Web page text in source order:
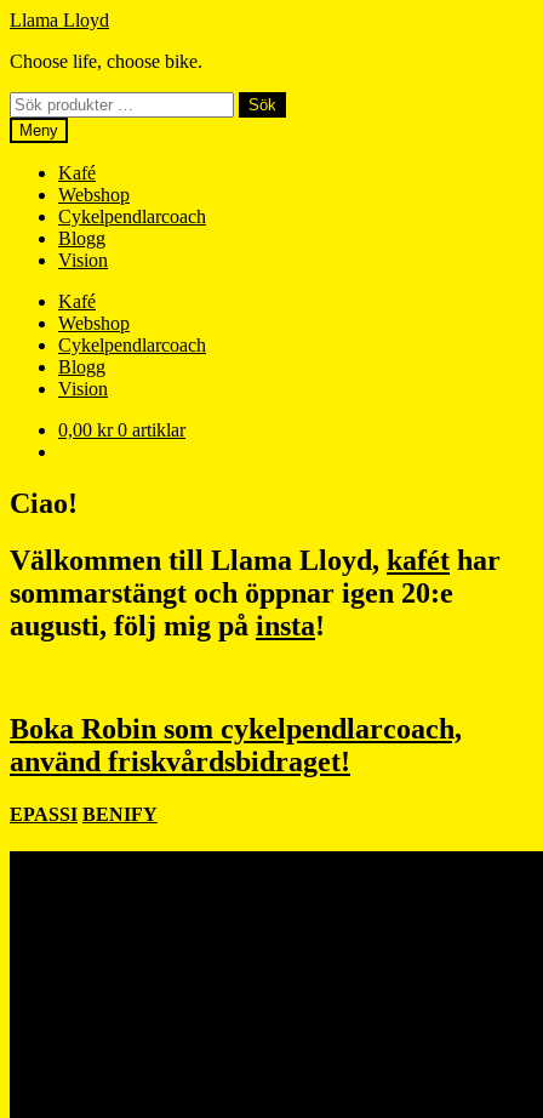
Hoppa
navigering
Hoppa
innehåll
Llama Lloyd
Choose life, choose bike.
Sök
efter:
Sök
Meny
Kafé
Webshop
Cykelpendlarcoach
Blogg
Vision
Kafé
Webshop
Cykelpendlarcoach
Blogg
Vision
0,00 kr 0 artiklar
Ciao!
Välkommen till Llama Lloyd, kafét har
sommarstängt och öppnar igen 20:e
augusti, följ mig på insta!
Boka Robin som cykelpendlarcoach,
använd friskvårdsbidraget!
EPASSI BENIFY